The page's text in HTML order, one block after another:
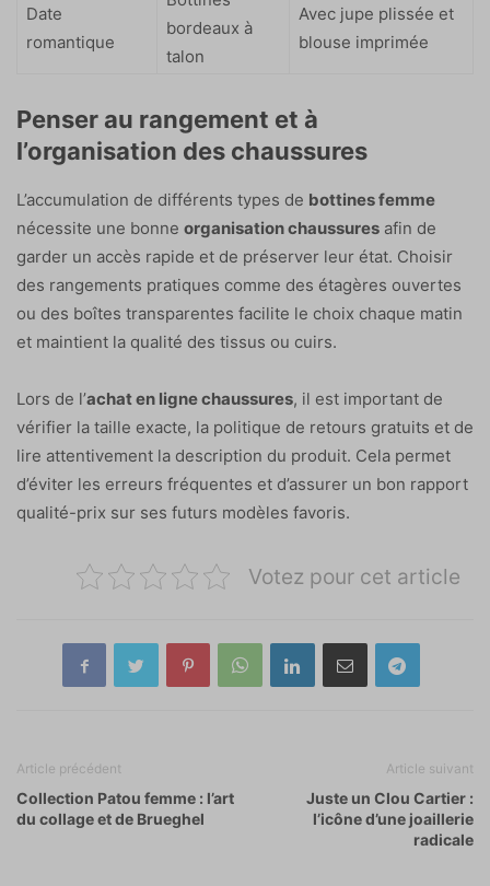
Date
romantique
bordeaux à
talon
Avec jupe plissée et
blouse imprimée
Penser au rangement et à
l’organisation des chaussures
L’accumulation de différents types de bottines femme
nécessite une bonne organisation chaussures afin de
garder un accès rapide et de préserver leur état. Choisir
des rangements pratiques comme des étagères ouvertes
ou des boîtes transparentes facilite le choix chaque matin
et maintient la qualité des tissus ou cuirs.
Lors de l’achat en ligne chaussures, il est important de
vérifier la taille exacte, la politique de retours gratuits et de
lire attentivement la description du produit. Cela permet
d’éviter les erreurs fréquentes et d’assurer un bon rapport
qualité-prix sur ses futurs modèles favoris.
Votez pour cet article
Article précédent
Collection Patou femme : l’art
du collage et de Brueghel
Article suivant
Juste un Clou Cartier :
l’icône d’une joaillerie
radicale